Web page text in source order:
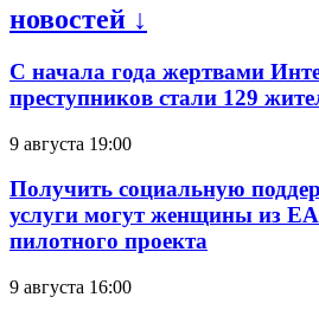
новостей ↓
С начала года жертвами
преступников стали 129
9 августа 19:00
Получить социальную
услуги могут женщины из
пилотного проекта
9 августа 16:00